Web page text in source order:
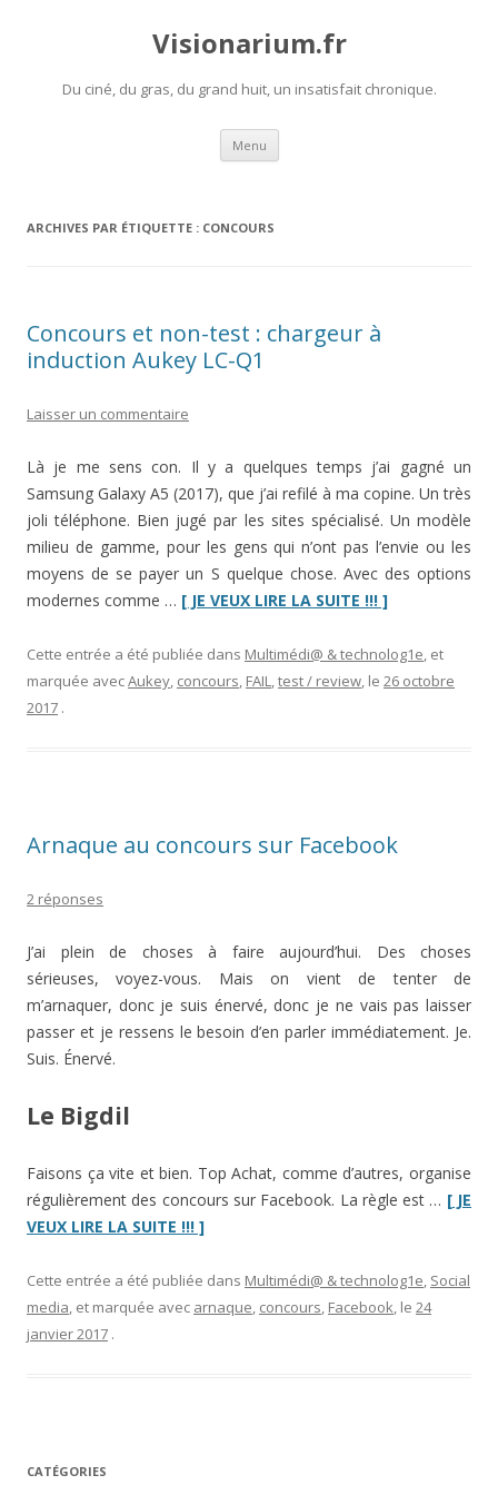
Visionarium.fr
Du ciné, du gras, du grand huit, un insatisfait chronique.
Menu Aller
contenu
ARCHIVES PAR ÉTIQUETTE : CONCOURS
Concours et non-test : chargeur à
induction Aukey LC-Q1
Laisser un commentaire
Là je me sens con. Il y a quelques temps j’ai gagné un
Samsung Galaxy A5 (2017), que j’ai refilé à ma copine. Un très
joli téléphone. Bien jugé par les sites spécialisé. Un modèle
milieu de gamme, pour les gens qui n’ont pas l’envie ou les
moyens de se payer un S quelque chose. Avec des options
modernes comme … [ JE VEUX LIRE LA SUITE !!! ]“Concours
non-
test
LC-
Cette entrée a été publiée dans Multimédi@ & technolog1e, et
marquée avecAukey, concours, FAIL,test / review, le 26 octobre
2017 .
Arnaque au concours sur Facebook
2 réponses
J’ai plein de choses à faire aujourd’hui. Des choses
sérieuses, voyez-vous. Mais on vient de tenter de
m’arnaquer, donc je suis énervé, donc je ne vais pas laisser
passer et je ressens le besoin d’en parler immédiatement. Je.
Suis. Énervé.
Le Bigdil
Faisons ça vite et bien. Top Achat, comme d’autres, organise
régulièrement des concours sur Facebook. La règle est … [ JE
VEUX LIRE LA SUITE !!! ]“Arnaque
concours
sur
Cette entrée a été publiée dans Multimédi@ & technolog1e, Social
media, et marquée avec arnaque, concours, Facebook, le 24
janvier 2017 .
CATÉGORIES